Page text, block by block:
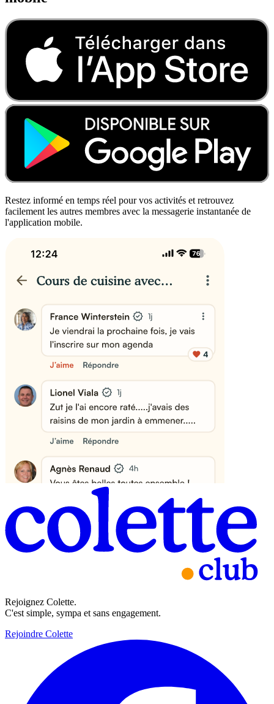
Restez informé en temps réel pour vos activités et retrouvez
facilement les autres membres avec la messagerie instantanée de
l'application mobile.
Rejoignez Colette.
C'est simple, sympa et sans engagement.
Rejoindre Colette